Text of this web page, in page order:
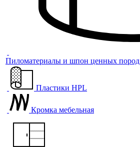
Пиломатериалы и шпон ценных пород
Пластики HPL
Кромка мебельная